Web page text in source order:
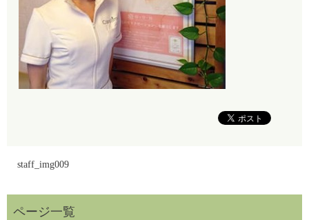
staff_img009